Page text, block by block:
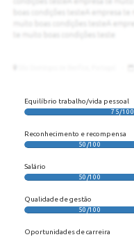
Equilíbrio trabalho/vida pessoal
75/100
Reconhecimento e recompensa
50/100
Salário
50/100
Qualidade de gestão
50/100
Oportunidades de carreira